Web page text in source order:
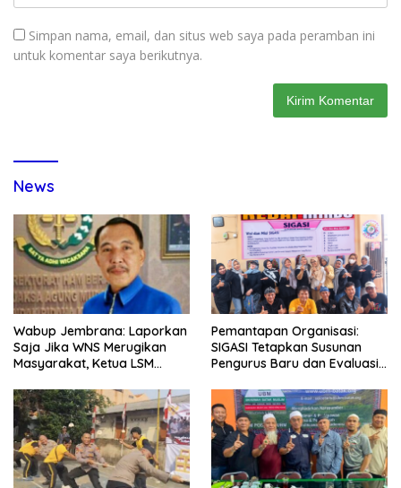
Simpan nama, email, dan situs web saya pada peramban ini
untuk komentar saya berikutnya.
News
Wabup Jembrana: Laporkan
Saja Jika WNS Merugikan
Masyarakat, Ketua LSM
Tindak Tegas Oknum
Anggota Kelompok Ahli
Pemkab
Pemantapan Organisasi:
SIGASI Tetapkan Susunan
Pengurus Baru dan Evaluasi